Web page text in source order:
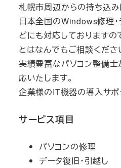
札幌市周辺からの持ち込み
日本全国のWindows修理
どにも対応しておりますの
とはなんでもご相談くださ
実績豊富なパソコン整備士
応いたします。
企業様のIT機器の導入サポ
サービス項目
パソコンの修理
データ復旧・引越し